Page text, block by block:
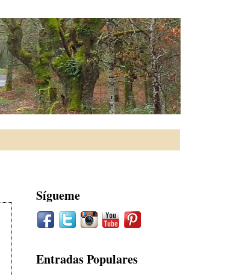
Sígueme
Entradas Populares